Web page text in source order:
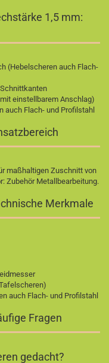
1,5 mm:
(Hebelscheren auch Flach-
einstellbarem Anschlag)
auch Flach- und Profilstahl
maßhaltigen Zuschnitt von
Zubehör Metallbearbeitung.
Merkmale
auch Flach- und Profilstahl
Fragen
gedacht?